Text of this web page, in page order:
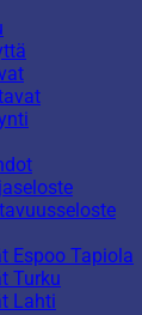
Espoo Tapiola
Turku
Lahti